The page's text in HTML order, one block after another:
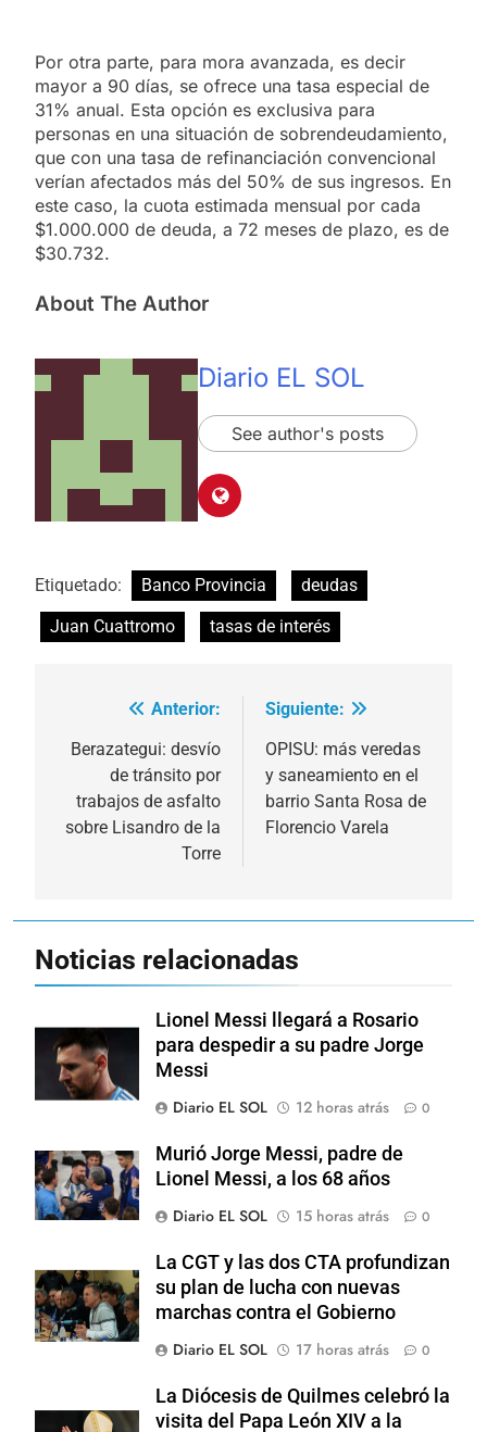
Por otra parte, para mora avanzada, es decir
mayor a 90 días, se ofrece una tasa especial de
31% anual. Esta opción es exclusiva para
personas en una situación de sobrendeudamiento,
que con una tasa de refinanciación convencional
verían afectados más del 50% de sus ingresos. En
este caso, la cuota estimada mensual por cada
$1.000.000 de deuda, a 72 meses de plazo, es de
$30.732.
About The Author
Diario EL SOL
See author's posts
Etiquetado: Banco Provincia
deudas
Juan Cuattromo
tasas de interés
Navegación
de
entradas
Anterior:
Berazategui: desvío
de tránsito por
trabajos de asfalto
sobre Lisandro de la
Torre
Siguiente:
OPISU: más veredas
y saneamiento en el
barrio Santa Rosa de
Florencio Varela
Noticias relacionadas
Lionel Messi llegará a Rosario
para despedir a su padre Jorge
Messi
Diario EL SOL
12 horas atrás 0
Murió Jorge Messi, padre de
Lionel Messi, a los 68 años
Diario EL SOL
15 horas atrás 0
La CGT y las dos CTA profundizan
su plan de lucha con nuevas
marchas contra el Gobierno
Diario EL SOL
17 horas atrás 0
La Diócesis de Quilmes celebró la
visita del Papa León XIV a la